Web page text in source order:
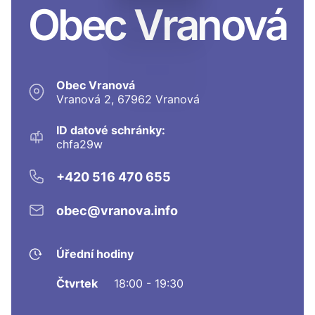
Obec Vranová
Obec Vranová
Vranová 2, 67962 Vranová
ID datové schránky:
chfa29w
+420 516 470 655
obec@vranova.info
Úřední hodiny
Čtvrtek 18:00 - 19:30